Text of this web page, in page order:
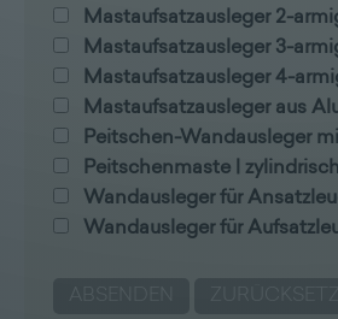
Mastaufsatzausleger 2-
Mastaufsatzausleger 3-
Mastaufsatzausleger 4-
Mastaufsatzausleger aus
Peitschen-Wandausleger
Peitschenmaste |
Wandausleger für
Wandausleger für